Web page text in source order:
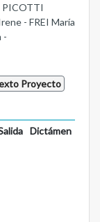
PICOTTI
- FREI María
-
Proyecto
Dictámen